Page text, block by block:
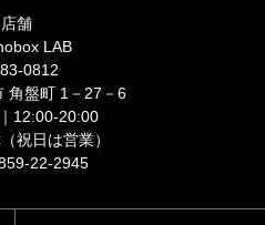
店舗
LAB
0812
角盤町 1－27－6
12:00-20:00
祝日は営業）
22-2945